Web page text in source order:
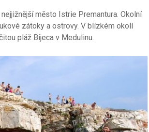
město Istrie Premantura. Okolní
zátoky a ostrovy. V blízkém okolí
pláž Bijeca v Medulinu.